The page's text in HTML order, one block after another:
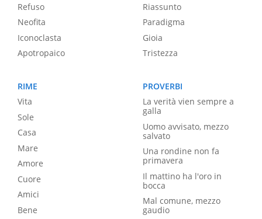
Refuso
Neofita
Iconoclasta
Apotropaico
Riassunto
Paradigma
Gioia
Tristezza
RIME
Vita
Sole
Casa
Mare
Amore
Cuore
Amici
Bene
PROVERBI
La verità vien sempre a
galla
Uomo avvisato, mezzo
salvato
Una rondine non fa
primavera
Il mattino ha l'oro in
bocca
Mal comune, mezzo
gaudio